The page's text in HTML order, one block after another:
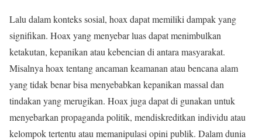
Lalu dalam konteks sosial, hoax dapat memiliki dampak yang
signifikan. Hoax yang menyebar luas dapat menimbulkan
ketakutan, kepanikan atau kebencian di antara masyarakat.
Misalnya hoax tentang ancaman keamanan atau bencana alam
yang tidak benar bisa menyebabkan kepanikan massal dan
tindakan yang merugikan. Hoax juga dapat di gunakan untuk
menyebarkan propaganda politik, mendiskreditkan individu atau
kelompok tertentu atau memanipulasi opini publik. Dalam dunia